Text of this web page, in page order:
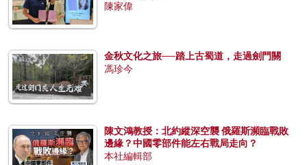
陳家偉
金秋文化之旅──踏上古蜀道，走過劍門關
馮珍今
陳文鴻教授：北約縱深空襲 俄羅斯瀕臨戰敗
邊緣？中國零部件能左右戰局走向？
本社編輯部